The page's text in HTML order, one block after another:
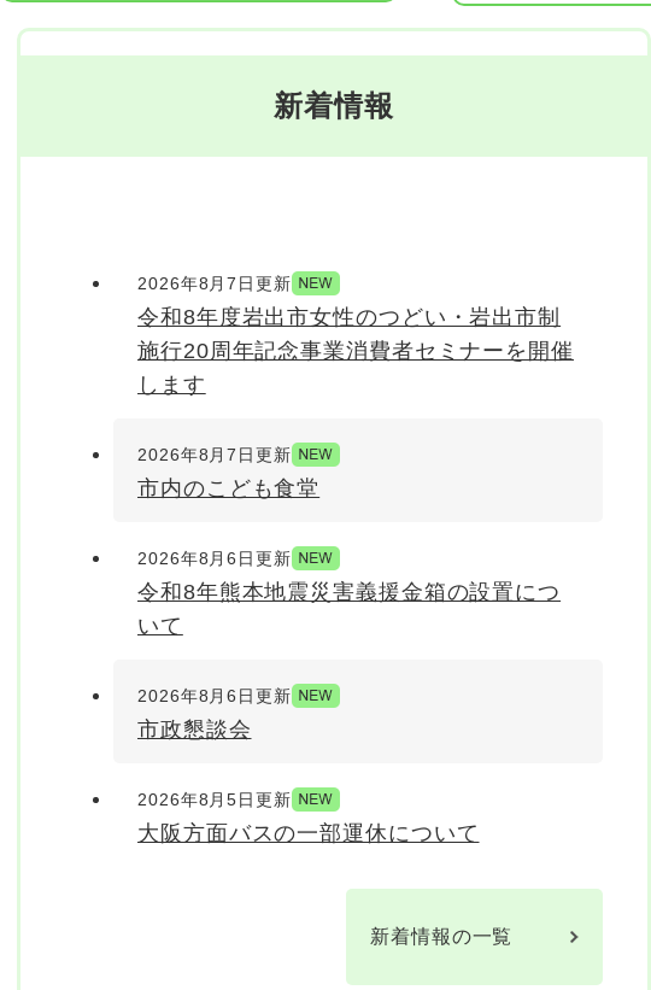
新着情報
2026年8月7日更新
令和8年度岩出市女性のつどい・岩出市制
施行20周年記念事業消費者セミナーを開催
します
2026年8月7日更新
市内のこども食堂
2026年8月6日更新
令和8年熊本地震災害義援金箱の設置につ
いて
2026年8月6日更新
市政懇談会
2026年8月5日更新
大阪方面バスの一部運休について
新着情報の一覧